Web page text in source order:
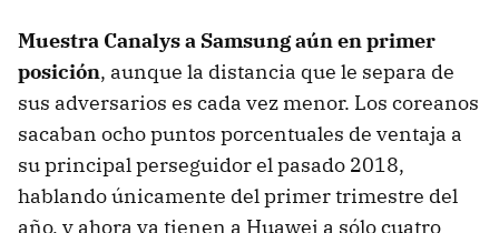
Muestra Canalys a Samsung aún en primer
posición, aunque la distancia que le separa de
sus adversarios es cada vez menor. Los coreanos
sacaban ocho puntos porcentuales de ventaja a
su principal perseguidor el pasado 2018,
hablando únicamente del primer trimestre del
año, y ahora ya tienen a Huawei a sólo cuatro